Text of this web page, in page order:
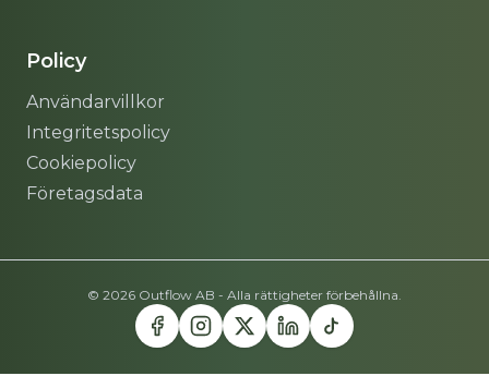
Policy
Användarvillkor
Integritetspolicy
Cookiepolicy
Företagsdata
© 2026 Outflow AB - Alla rättigheter förbehållna.